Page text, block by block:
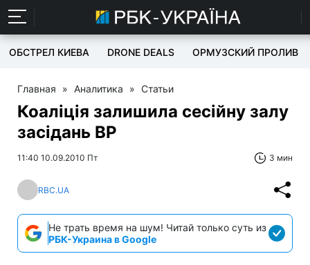
ОБСТРЕЛ КИЕВА DRONE DEALS ОРМУЗСКИЙ ПРОЛИВ
Главная » Аналитика » Статьи
Коаліція залишила сесійну залу
засідань ВР
11:40 10.09.2010 Пт 3 мин
RBC.UA
Не трать время на шум! Читай только суть из
РБК-Украина в Google